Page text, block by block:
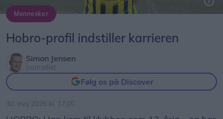
Mennesker
Hobro-profil indstiller karrieren
Simon Jensen
Journalist
Følg os på Discover
30. maj 2026 kl. 17.00